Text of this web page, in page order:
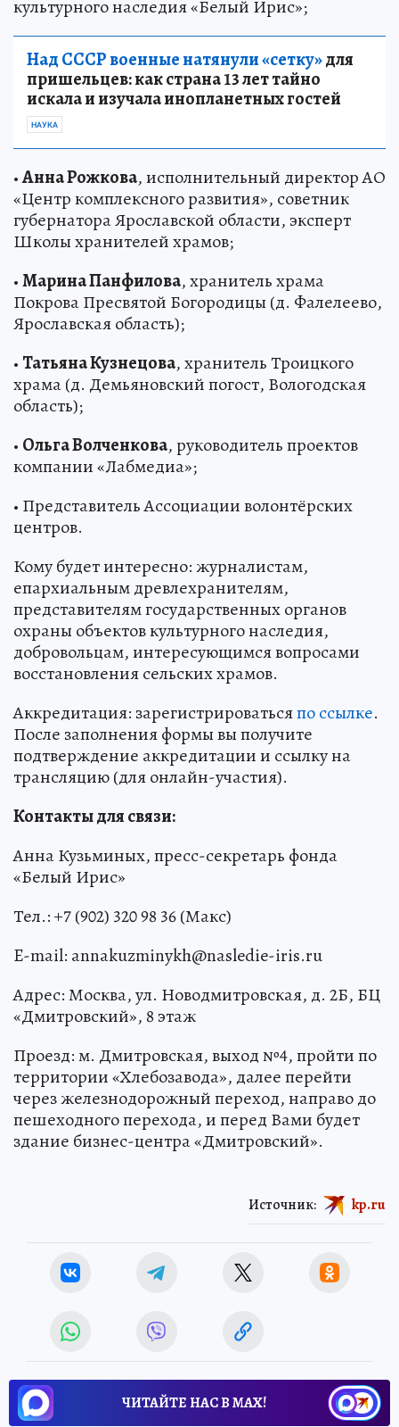
культурного наследия «Белый Ирис»;
Над СССР военные натянули «сетку»для
пришельцев: как страна 13 лет тайно
искала и изучала инопланетных гостей
НАУКА
•Анна Рожкова, исполнительный директор АО
«Центр комплексного развития», советник
губернатора Ярославской области, эксперт
Школы хранителей храмов;
•Марина Панфилова, хранитель храма
Покрова Пресвятой Богородицы (д. Фалелеево,
Ярославская область);
• Татьяна Кузнецова, хранитель Троицкого
храма (д. Демьяновский погост, Вологодская
область);
• Ольга Волченкова, руководитель проектов
компании «Лабмедиа»;
• Представитель Ассоциации волонтёрских
центров.
Кому будет интересно: журналистам,
епархиальным древлехранителям,
представителям государственных органов
охраны объектов культурного наследия,
добровольцам, интересующимся вопросами
восстановления сельских храмов.
Аккредитация: зарегистрироватьсяпо ссылке.
После заполнения формы вы получите
подтверждение аккредитации и ссылку на
трансляцию (для онлайн-участия).
Контакты для связи:
Анна Кузьминых, пресс-секретарь фонда
«Белый Ирис»
Тел.: +7 (902) 320 98 36 (Макс)
E-mail: annakuzminykh@nasledie-iris.ru
Адрес: Москва, ул. Новодмитровская, д. 2Б, БЦ
«Дмитровский», 8 этаж
Проезд: м. Дмитровская, выход №4, пройти по
территории «Хлебозавода», далее перейти
через железнодорожный переход, направо до
пешеходного перехода, и перед Вами будет
здание бизнес-центра «Дмитровский».
Источник: kp.ru
ЧИТАЙТЕ НАС В МАХ!